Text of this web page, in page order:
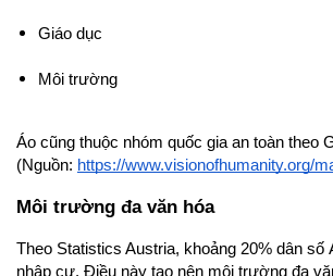
Giáo dục
Môi trường
Áo cũng thuộc nhóm quốc gia an toàn theo
(Nguồn: https://www.visionofhumanity.org/
Môi trường đa văn hóa
Theo Statistics Austria, khoảng 20% dân số
nhập cư. Điều này tạo nên môi trường đa